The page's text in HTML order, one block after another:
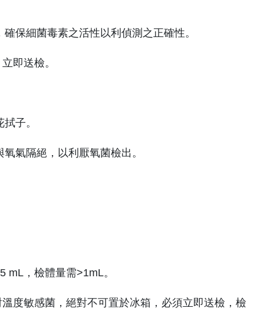
保細菌毒素之活性以利偵測之正確性。
即送檢。
子。
氣隔絕，以利厭氧菌檢出。
，檢體量需>1mL。
度敏感菌，絕對不可置於冰箱，必須立即送檢，檢